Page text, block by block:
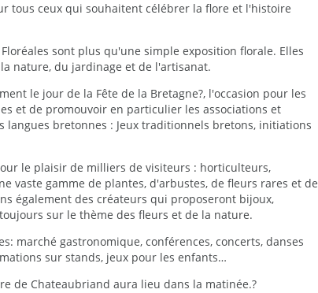
tous ceux qui souhaitent célébrer la flore et l'histoire
sont plus qu'une simple exposition florale. Elles
nature, du jardinage et de l'artisanat.
le jour de la Fête de la Bretagne?, l'occasion pour les
et de promouvoir en particulier les associations et
bretonnes : Jeux traditionnels bretons, initiations
le plaisir de milliers de visiteurs : horticulteurs,
vaste gamme de plantes, d'arbustes, de fleurs rares et de
également des créateurs qui proposeront bijoux,
sur le thème des fleurs et de la nature.
marché gastronomique, conférences, concerts, danses
sur stands, jeux pour les enfants…
de Chateaubriand aura lieu dans la matinée.?